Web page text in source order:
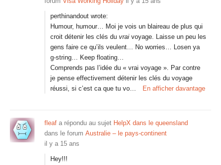
perthinandout wrote:
Humour, humour… Moi je vois un blaireau de plus qui
croit détenir les clés du vrai voyage. Laisse un peu les
gens faire ce qu’ils veulent… No worries… Losen ya
g-string… Keep floating…
Comprends pas l’idée du « vrai voyage ». Par contre
je pense effectivement détenir les clés du voyage
réussi, si c’est ca que tu vo…
En afficher davantage
fleaf a répondu au sujet HelpX dans le queensland
dans le forum Australie – le pays-continent
il y a 15 ans
Hey!!!